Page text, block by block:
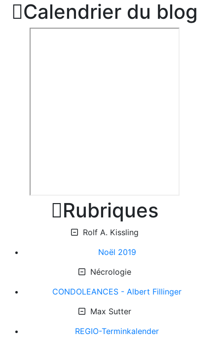
Calendrier du blog
Rubriques
Rolf A. Kissling
Noël 2019
Nécrologie
CONDOLEANCES - Albert Fillinger
Max Sutter
REGIO-Terminkalender